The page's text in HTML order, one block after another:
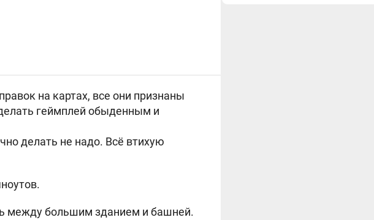
на картах, все они признаны
геймплей обыденным и
делать не надо. Всё втихую
между большим зданием и башней.